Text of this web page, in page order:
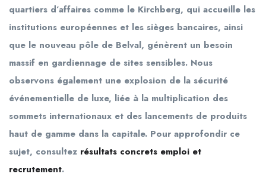
quartiers d’affaires comme le Kirchberg, qui accueille les
institutions européennes et les sièges bancaires, ainsi
que le nouveau pôle de Belval, génèrent un besoin
massif en gardiennage de sites sensibles. Nous
observons également une explosion de la sécurité
événementielle de luxe, liée à la multiplication des
sommets internationaux et des lancements de produits
haut de gamme dans la capitale. Pour approfondir ce
sujet, consultez résultats concrets emploi et
recrutement.